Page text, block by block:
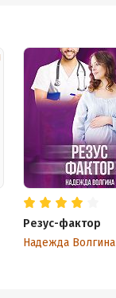
Резус-фактор
Надежда Волгина